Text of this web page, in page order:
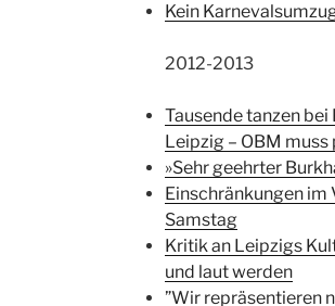
Kein
2012-2013
Tausende tanzen
Leipzig – OBM muss
»Sehr geehrter
Einschränkungen im
Samstag
Kritik an Leipzigs
und laut werden
”Wir repräsentieren